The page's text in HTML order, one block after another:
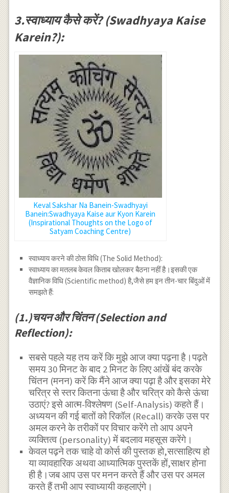
3.स्वाध्याय कैसे करें? (Swadhyaya Kaise
Karein?):
Keval Sakshar Na Banein-Swadhyayi
Banein:Swadhyaya Kaise aur Kyon Karein
(Inspirational Thoughts on the Logo of
Satyam Coaching Centre)
स्वाध्याय करने की ठोस विधि (The Solid Method):
स्वाध्याय का मतलब केवल किताब खोलकर बैठना नहीं है।इसकी एक
वैज्ञानिक विधि (Scientific method) है,जैसे हम इन तीन-चार बिंदुओं में
समझते हैं:
(1.)चयन और चिंतन (Selection and
Reflection):
सबसे पहले यह तय करें कि मुझे आज क्या पढ़ना है।पढ़ते
समय 30 मिनट के बाद 2 मिनट के लिए आंखें बंद करके
चिंतन (मनन) करें कि मैंने आज क्या पढ़ा है और इसका मेरे
चरित्र से स्तर कितना ऊंचा है और चरित्र को कैसे ऊंचा
उठाएं? इसे आत्म-विश्लेषण (Self-Analysis) कहते हैं।
अध्ययन की गई बातों को रिकॉल (Recall) करके उस पर
अमल करने के तरीकों पर विचार करेंगे तो आप अपने
व्यक्तित्व (personality) में बदलाव महसूस करेंगे।
केवल पढ़ने तक चाहे वो कोर्स की पुस्तक हो,सत्साहित्य हो
या व्यावहारिक अथवा आध्यात्मिक पुस्तकें हों,साक्षर होना
ही है।जब आप उस पर मनन करते हैं और उस पर अमल
करते हैं तभी आप स्वाध्यायी कहलाएंगे।